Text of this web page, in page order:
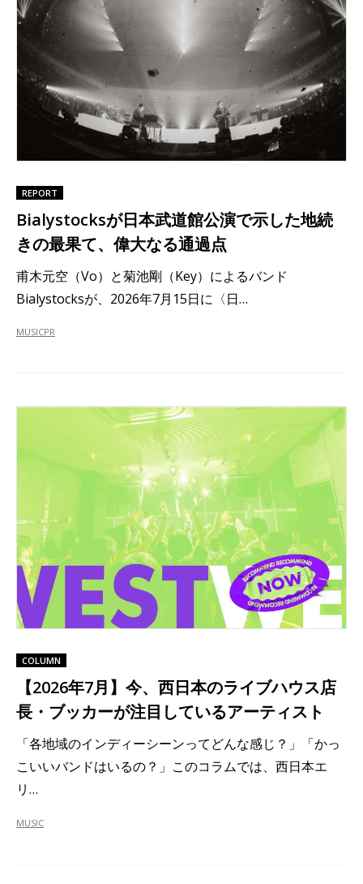
REPORT
Bialystocksが日本武道館公演で示した地続
きの最果て、偉大なる通過点
甫木元空（Vo）と菊池剛（Key）によるバンド
Bialystocksが、2026年7月15日に〈日…
MUSICPR
COLUMN
【2026年7月】今、西日本のライブハウス店
長・ブッカーが注目しているアーティスト
「各地域のインディーシーンってどんな感じ？」「かっ
こいいバンドはいるの？」このコラムでは、西日本エ
リ…
MUSIC